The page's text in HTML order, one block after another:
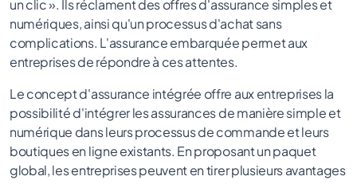
un clic ». Ils réclament des offres d'assurance simples et
numériques, ainsi qu'un processus d'achat sans
complications. L'assurance embarquée permet aux
entreprises de répondre à ces attentes.
Le concept d'assurance intégrée offre aux entreprises la
possibilité d'intégrer les assurances de manière simple et
numérique dans leurs processus de commande et leurs
boutiques en ligne existants. En proposant un paquet
global, les entreprises peuvent en tirer plusieurs avantages